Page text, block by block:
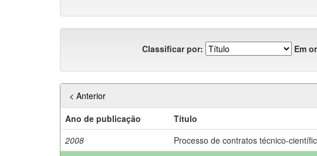
Classificar por: Em
< Anterior
Ano de publicação
Título
2008
Processo de contratos técnico-